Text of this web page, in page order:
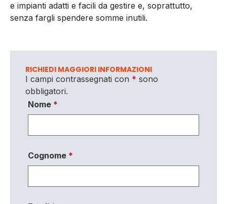
e impianti adatti e facili da gestire e, soprattutto,
senza fargli spendere somme inutili.
RICHIEDI MAGGIORI INFORMAZIONI
I campi contrassegnati con * sono
obbligatori.
Nome *
Cognome *